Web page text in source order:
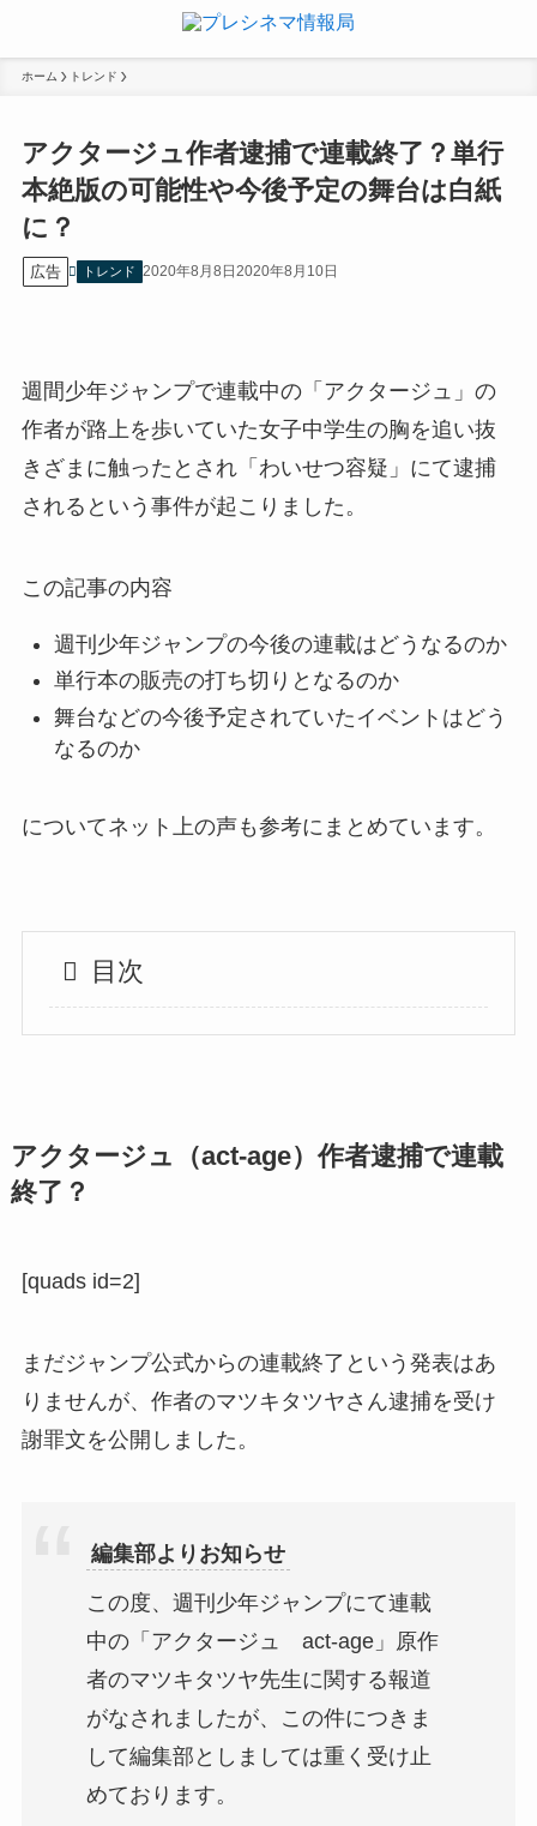
ホーム トレンド
アクタージュ作者逮捕で連載終了？単行
本絶版の可能性や今後予定の舞台は白紙
に？
広告 トレンド 2020年8月8日2020年8月10日
週間少年ジャンプで連載中の「アクタージュ」の
作者が路上を歩いていた女子中学生の胸を追い抜
きざまに触ったとされ「わいせつ容疑」にて逮捕
されるという事件が起こりました。
この記事の内容
週刊少年ジャンプの今後の連載はどうなるのか
単行本の販売の打ち切りとなるのか
舞台などの今後予定されていたイベントはどう
なるのか
についてネット上の声も参考にまとめています。
目次
アクタージュ（act-age）作者逮捕で連載
終了？
[quads id=2]
まだジャンプ公式からの連載終了という発表はあ
りませんが、作者のマツキタツヤさん逮捕を受け
謝罪文を公開しました。
編集部よりお知らせ
この度、週刊少年ジャンプにて連載
中の「アクタージュ act-age」原作
者のマツキタツヤ先生に関する報道
がなされましたが、この件につきま
して編集部としましては重く受け止
めております。